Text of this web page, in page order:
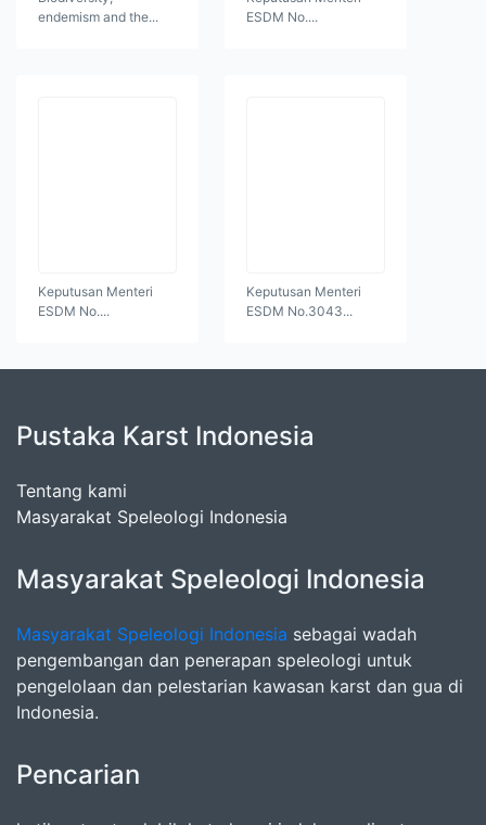
endemism and the...
ESDM No....
Keputusan Menteri
ESDM No....
Keputusan Menteri
ESDM No.3043...
Pustaka Karst Indonesia
Tentang kami
Masyarakat Speleologi Indonesia
Masyarakat Speleologi Indonesia
Masyarakat Speleologi Indonesia sebagai wadah
pengembangan dan penerapan speleologi untuk
pengelolaan dan pelestarian kawasan karst dan gua di
Indonesia.
Pencarian